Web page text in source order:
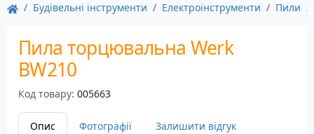
Будівельні інструменти Електроінструменти Пили
Пила торцювальна Werk
BW210
Код товару: 005663
Опис Фотографії Залишити відгук